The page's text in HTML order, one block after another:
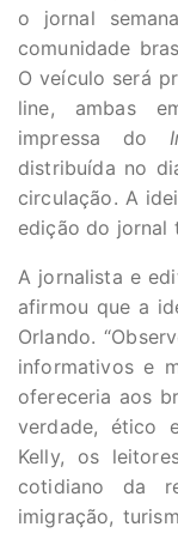
o jornal
comunidade
O veículo será
line, ambas
impressa do
distribuída no
circulação. A
edição do jornal
A jornalista e
afirmou que a
Orlando.
informativos e
ofereceria aos
verdade, ético
Kelly, os
cotidiano da
imigração,